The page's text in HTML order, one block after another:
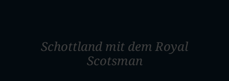
Schottland mit dem Royal
Scotsman